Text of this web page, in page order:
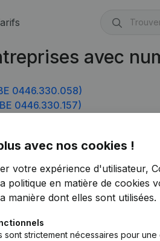
avec
0446.330.058)
0446.330.157)
avec nos cookies !
votre expérience d'utilisateur,
politique en matière de cookies
manière dont elles sont utilisées.
sont strictement nécessaires pour